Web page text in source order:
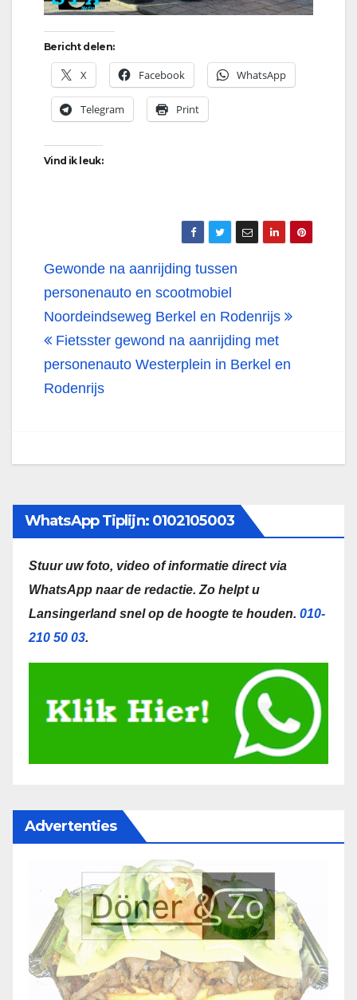
Bericht delen:
X Facebook WhatsApp
Telegram Print
Vind ik leuk:
Bericht
navigatie
Gewonde na aanrijding tussen
personenauto en scootmobiel
Noordeindseweg Berkel en Rodenrijs
Fietsster gewond na aanrijding met
personenauto Westerplein in Berkel en
Rodenrijs
WhatsApp Tiplijn: 0102105003
Stuur uw foto, video of informatie direct via
WhatsApp naar de redactie. Zo helpt u
Lansingerland snel op de hoogte te houden. 010-
210 50 03.
Advertenties